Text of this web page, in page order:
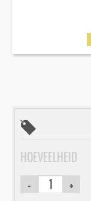
HOEVEELHEID